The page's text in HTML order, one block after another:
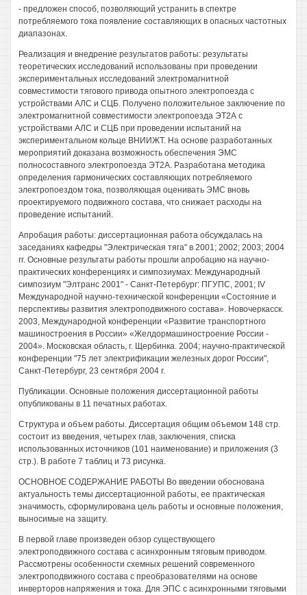
- предложен способ, позволяющий устранить в спектре
потребляемого тока появление составляющих в опасных частотных
диапазонах.
Реализация и внедрение результатов работы: результаты
теоретических исследований использованы при проведении
экспериментальных исследований электромагнитной
совместимости тягового привода опытного электропоезда с
устройствами АЛС и СЦБ. Получено положительное заключение по
электромагнитной совместимости электропоезда ЭТ2А с
устройствами АЛС и СЦБ при проведении испытаний на
экспериментальном кольце ВНИИЖТ. На основе разработанных
мероприятий доказана возможность обеспечения ЭМС
полносоставного электропоезда ЭТ2А. Разработана методика
определения гармонических составляющих потребляемого
электропоездом тока, позволяющая оценивать ЭМС вновь
проектируемого подвижного состава, что снижает расходы на
проведение испытаний.
Апробация работы: диссертационная работа обсуждалась на
заседаниях кафедры "Электрическая тяга" в 2001; 2002; 2003; 2004
гг. Основные результаты работы прошли апробацию на научно-
практических конференциях и симпозиумах: Международный
симпозиум "Элтранс 2001" - Санкт-Петербург: ПГУПС, 2001; IV
Международной научно-технической конференции «Состояние и
перспективы развития электроподвижного состава». Новочеркасск.
2003, Международной конференции «Развитие транспортного
машиностроения в России» «Желдормашиностроение России -
2004». Московская область, г. Щербинка. 2004; научно-практической
конференции "75 лет электрификации железных дорог России",
Санкт-Петербург, 23 сентября 2004 г.
Публикации. Основные положения диссертационной работы
опубликованы в 11 печатных работах.
Структура и объем работы. Диссертация общим объемом 148 стр.
состоит из введения, четырех глав, заключения, списка
использованных источников (101 наименование) и приложения (3
стр.). В работе 7 таблиц и 73 рисунка.
ОСНОВНОЕ СОДЕРЖАНИЕ РАБОТЫ Во введении обоснована
актуальность темы диссертационной работы, ее практическая
значимость, сформулирована цель работы и основные положения,
выносимые на защиту.
В первой главе произведен обзор существующего
электроподвижного состава с асинхронным тяговым приводом.
Рассмотрены особенности схемных решений современного
электроподвижного состава с преобразователями на основе
инверторов напряжения и тока. Для ЭПС с асинхронными тяговыми